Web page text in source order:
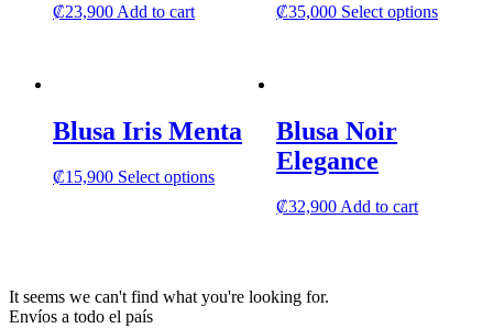
₡23,900 Add to cart ₡35,000 Select optionsThis
Blusa Iris Menta
₡15,900 Select optionsThis
options
Blusa Noir
Elegance
₡32,900Add to cart
It seems we can't find what you're looking for.
Envíos a todo el país